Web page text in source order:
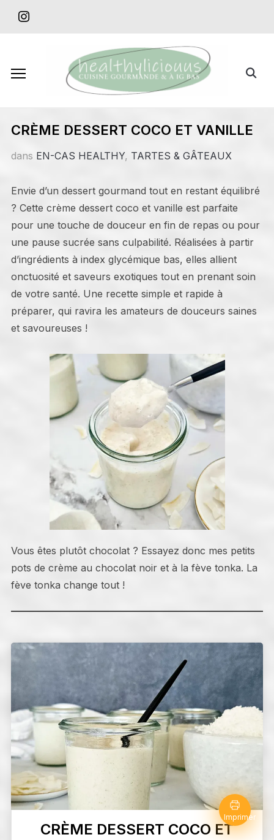
instagram
Search
CRÈME DESSERT COCO ET VANILLE
dans EN-CAS HEALTHY, TARTES & GÂTEAUX
Envie d’un dessert gourmand tout en restant équilibré
? Cette crème dessert coco et vanille est parfaite
pour une touche de douceur en fin de repas ou pour
une pause sucrée sans culpabilité. Réalisées à partir
d’ingrédients à index glycémique bas, elles allient
onctuosité et saveurs exotiques tout en prenant soin
de votre santé. Une recette simple et rapide à
préparer, qui ravira les amateurs de douceurs saines
et savoureuses !
Vous êtes plutôt chocolat ? Essayez donc mes petits
pots de crème au chocolat noir et à la fève tonka. La
fève tonka change tout !
Imprimer
CRÈME DESSERT COCO ET